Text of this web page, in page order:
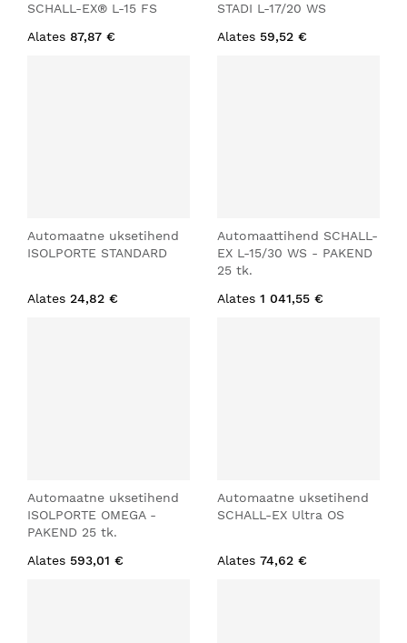
SCHALL-EX® L-15 FS
Alates 87,87 €
STADI L-17/20 WS
Alates 59,52 €
Automaatne uksetihend
ISOLPORTE STANDARD
Alates 24,82 €
Automaattihend SCHALL-
EX L-15/30 WS - PAKEND
25 tk.
Alates 1 041,55 €
Automaatne uksetihend
ISOLPORTE OMEGA -
PAKEND 25 tk.
Alates 593,01 €
Automaatne uksetihend
SCHALL-EX Ultra OS
Alates 74,62 €